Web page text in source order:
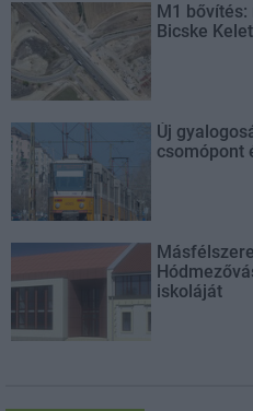
M1
Bicske
Új
csomópont
iskoláját